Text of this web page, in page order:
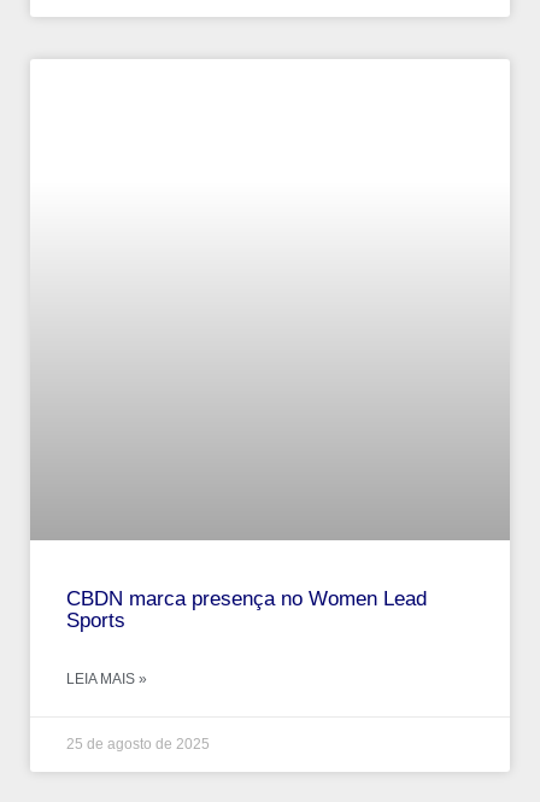
CBDN marca presença no Women Lead
Sports
LEIA MAIS »
25 de agosto de 2025